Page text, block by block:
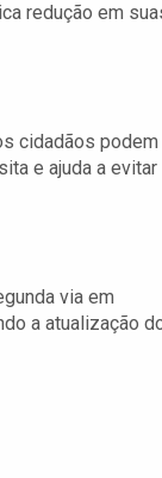
redução em
cidadãos podem
e ajuda a evitar
via em
a atualização